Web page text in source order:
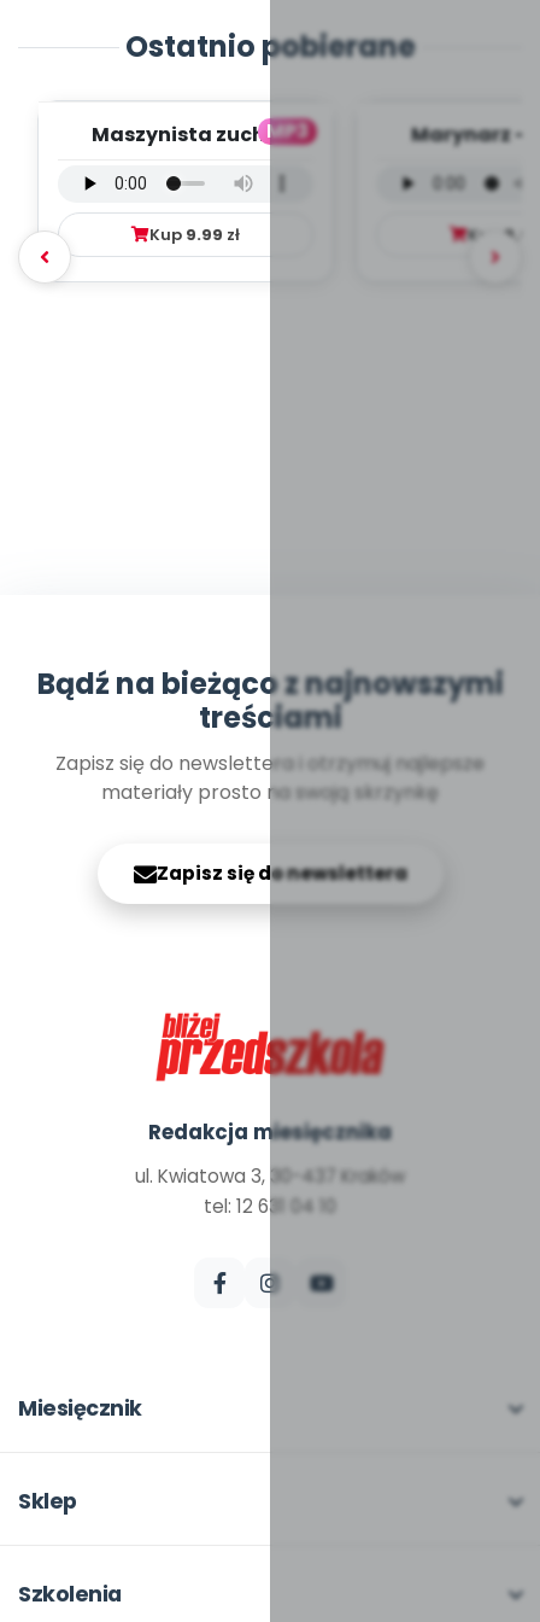
Ostatnio pobierane
MP3
Maszynista zuch -
mp3)
Kup 9.99 zł
Marynarz -
Kup 9.99
Bądź na bieżąco z najnowszymi
treściami
Zapisz się do newslettera i otrzymuj najlepsze
materiały prosto na swoją skrzynkę
Zapisz się do newslettera
Redakcja miesięcznika
ul. Kwiatowa 3, 30-437 Kraków
tel: 12 631 04 10
Miesięcznik
W numerze
Pomoce dydaktyczne
Sklep
Moje zakupy
Szkolenia